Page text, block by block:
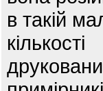
в такій
кількості